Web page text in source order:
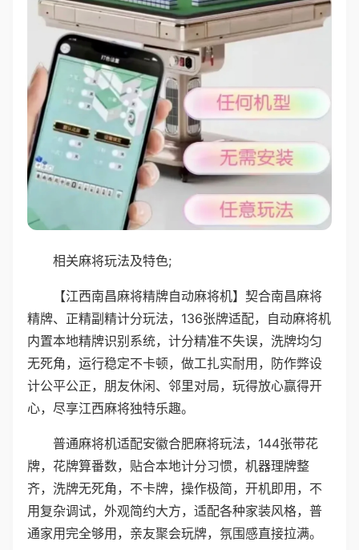
相关麻将玩法及特色;
【江西南昌麻将精牌自动麻将机】契合南昌麻将
精牌、正精副精计分玩法，136张牌适配，自动麻将机
内置本地精牌识别系统，计分精准不失误，洗牌均匀
无死角，运行稳定不卡顿，做工扎实耐用，防作弊设
计公平公正，朋友休闲、邻里对局，玩得放心赢得开
心，尽享江西麻将独特乐趣。
普通麻将机适配安徽合肥麻将玩法，144张带花
牌，花牌算番数，贴合本地计分习惯，机器理牌整
齐，洗牌无死角，不卡牌，操作极简，开机即用，不
用复杂调试，外观简约大方，适配各种家装风格，普
通家用完全够用，亲友聚会玩牌，氛围感直接拉满。